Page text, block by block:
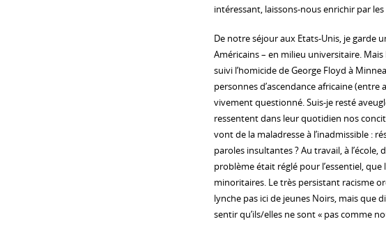
intéressant, laissons-nous enrichir par
De notre séjour aux Etats-Unis, je garde
Américains – en milieu universitaire.
suivi l’homicide de George Floyd à
personnes d’ascendance africaine (entre
vivement questionné. Suis-je resté
ressentent dans leur quotidien nos
vont de la maladresse à l’inadmissible :
paroles insultantes ? Au travail, à l’école,
problème était réglé pour l’essentiel,
minoritaires. Le très persistant racisme
lynche pas ici de jeunes Noirs, mais que
sentir qu’ils/elles ne sont « pas comme